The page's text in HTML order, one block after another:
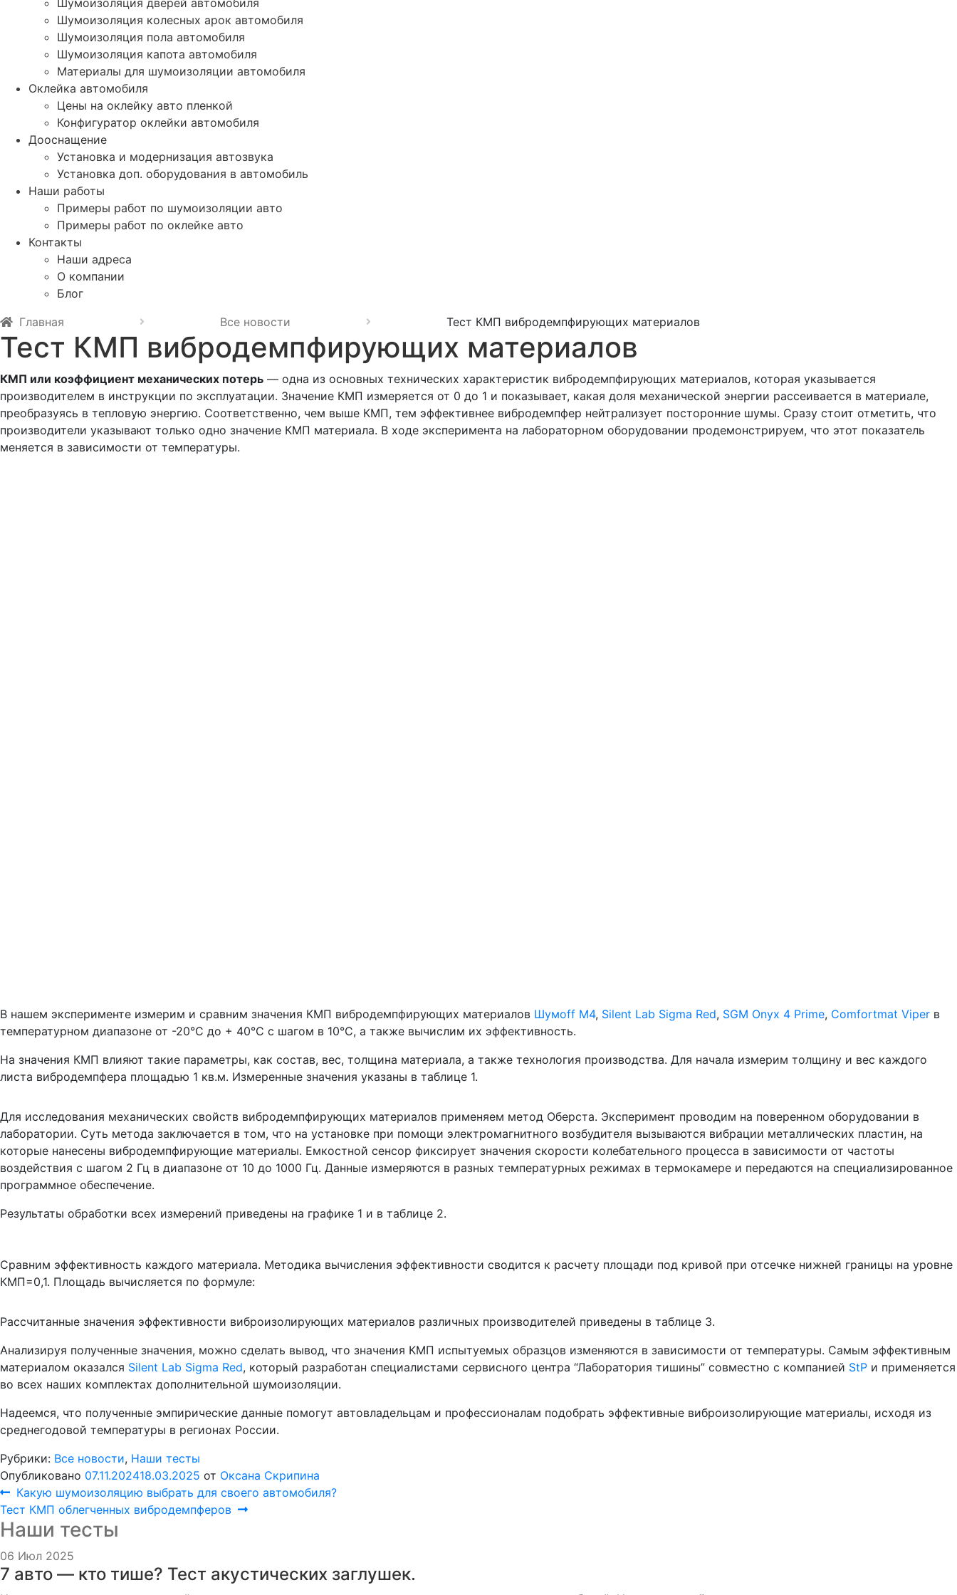
Шумоизоляция колесных арок автомобиля
Шумоизоляция пола автомобиля
Шумоизоляция капота автомобиля
Материалы для шумоизоляции автомобиля
Оклейка автомобиля
Цены на оклейку авто пленкой
Конфигуратор оклейки автомобиля
Дооснащение
Установка и модернизация автозвука
Установка доп. оборудования в автомобиль
Наши работы
Примеры работ по шумоизоляции авто
Примеры работ по оклейке авто
Контакты
Наши адреса
О компании
Блог
Главная
Все новости Тест КМП вибродемпфирующих материалов
Тест КМП вибродемпфирующих материалов
КМП или коэффициент механических потерь — одна из основных технических характеристик вибродемпфирующих материалов, которая указывается
производителем в инструкции по эксплуатации. Значение КМП измеряется от 0 до 1 и показывает, какая доля механической энергии рассеивается в материале,
преобразуясь в тепловую энергию. Соответственно, чем выше КМП, тем эффективнее вибродемпфер нейтрализует посторонние шумы. Сразу стоит отметить, что
производители указывают только одно значение КМП материала. В ходе эксперимента на лабораторном оборудовании продемонстрируем, что этот показатель
меняется в зависимости от температуры.
В нашем эксперименте измерим и сравним значения КМП вибродемпфирующих материалов Шумoff М4, Silent Lab Sigma Red, SGM Onyx 4 Prime, Comfortmat Viper в
температурном диапазоне от -20°С до + 40°С с шагом в 10°С, а также вычислим их эффективность.
На значения КМП влияют такие параметры, как состав, вес, толщина материала, а также технология производства. Для начала измерим толщину и вес каждого
листа вибродемпфера площадью 1 кв.м. Измеренные значения указаны в таблице 1.
Для исследования механических свойств вибродемпфирующих материалов применяем метод Оберста. Эксперимент проводим на поверенном оборудовании в
лаборатории. Суть метода заключается в том, что на установке при помощи электромагнитного возбудителя вызываются вибрации металлических пластин, на
которые нанесены вибродемпфирующие материалы. Емкостной сенсор фиксирует значения скорости колебательного процесса в зависимости от частоты
воздействия с шагом 2 Гц в диапазоне от 10 до 1000 Гц. Данные измеряются в разных температурных режимах в термокамере и передаются на специализированное
программное обеспечение.
Результаты обработки всех измерений приведены на графике 1 и в таблице 2.
Сравним эффективность каждого материала. Методика вычисления эффективности сводится к расчету площади под кривой при отсечке нижней границы на уровне
КМП=0,1. Площадь вычисляется по формуле:
Рассчитанные значения эффективности виброизолирующих материалов различных производителей приведены в таблице 3.
Анализируя полученные значения, можно сделать вывод, что значения КМП испытуемых образцов изменяются в зависимости от температуры. Самым эффективным
материалом оказался Silent Lab Sigma Red, который разработан специалистами сервисного центра “Лаборатория тишины” совместно с компанией StP и применяется
во всех наших комплектах дополнительной шумоизоляции.
Надеемся, что полученные эмпирические данные помогут автовладельцам и профессионалам подобрать эффективные виброизолирующие материалы, исходя из
среднегодовой температуры в регионах России.
Рубрики: Все новости, Наши тесты
Опубликовано 07.11.202418.03.2025 от Оксана Скрипина
Навигация
по
записям
Предыдущая
запись:
Какую шумоизоляцию выбрать для своего автомобиля?
Следующая
запись:
Тест КМП облегченных вибродемпферов
Наши тесты
06 Июл 2025
7 авто — кто тише? Тест акустических заглушек.